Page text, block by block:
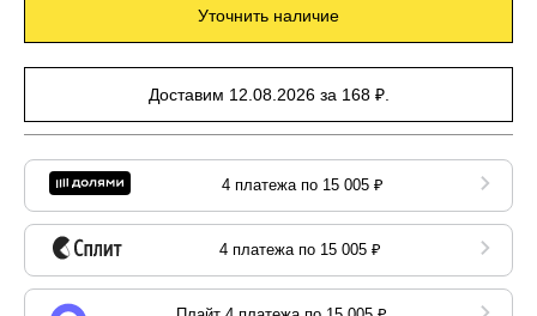
Уточнить наличие
Доставим 12.08.2026 за 168 ₽.
4 платежа по 15 005 ₽
4 платежа по 15 005 ₽